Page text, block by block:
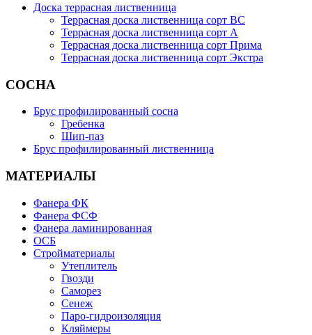
Доска террасная лиственница
Террасная доска лиственница сорт BC
Террасная доска лиственница сорт А
Террасная доска лиственница сорт Прима
Террасная доска лиственница сорт Экстра
СОСНА
Брус профилированный сосна
Гребенка
Шип-паз
Брус профилированный лиственница
МАТЕРИАЛЫ
Фанера ФК
Фанера ФСФ
Фанера ламинированная
ОСБ
Стройматериалы
Утеплитель
Гвозди
Саморез
Сенеж
Паро-гидроизоляция
Кляймеры